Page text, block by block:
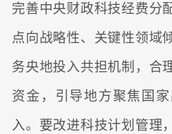
完善中央财政科技经费分
点向战略性、关键性领域
务央地投入共担机制，合
资金，引导地方聚焦国
入。要改进科技计划管理